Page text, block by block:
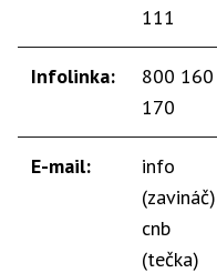
111
Infolinka:
800 160
170
E-mail:
info
(zavináč)
cnb
(tečka)